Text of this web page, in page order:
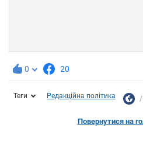
0 20
Теги Редакційна політика
Повернутися на